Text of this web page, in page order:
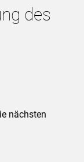
des
nächsten